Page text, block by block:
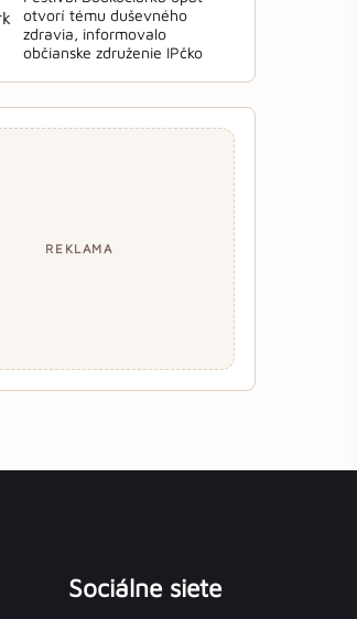
otvorí tému duševného
zdravia, informovalo
občianske združenie IPčko
REKLAMA
Sociálne siete